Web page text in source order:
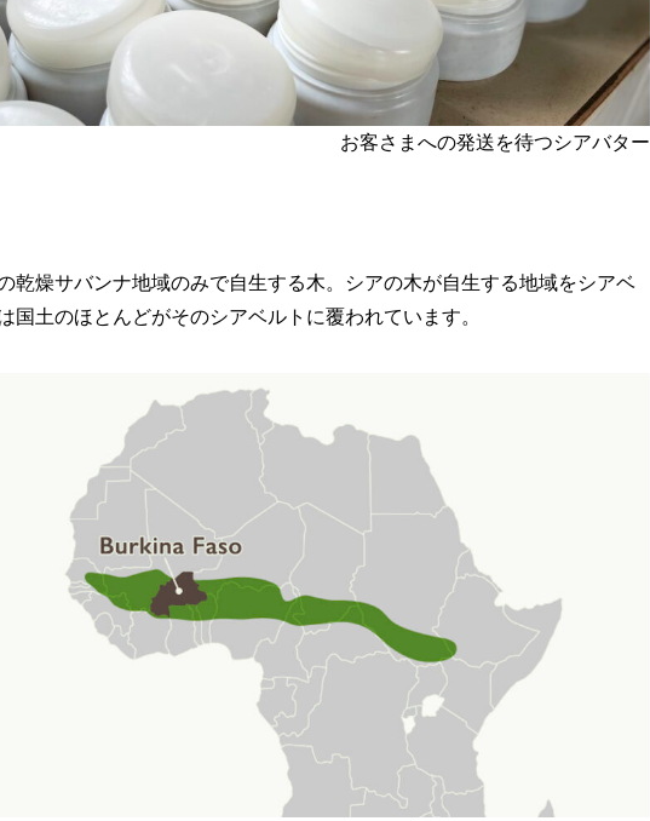
お客さまへの発送を待つシアバター
乾燥サバンナ地域のみで自生する木。シアの木が自生する地域をシアベ
国土のほとんどがそのシアベルトに覆われています。